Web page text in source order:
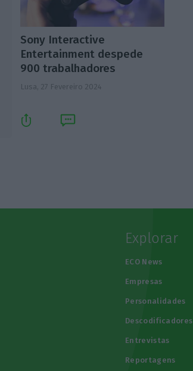
Sony Interactive
Entertainment despede
900 trabalhadores
Lusa, 27 Fevereiro 2024
Explorar
ECO News
Empresas
Personalidades
Descodificadores
Entrevistas
Reportagens